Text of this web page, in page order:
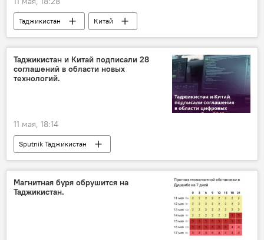
Таджикистан
Китай
цифровые технологии
Эмомали Рахмон
Таджикистан и Китай подписали 28
соглашений в области новых
технологий.
11 мая, 18:14
Sputnik Таджикистан
Магнитная буря обрушится на
Таджикистан.